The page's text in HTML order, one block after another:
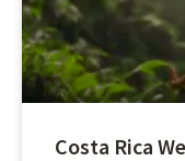
Costa Rica